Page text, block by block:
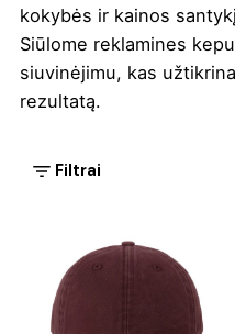
kokybės ir kainos
Siūlome reklamines
siuvinėjimu, kas
rezultatą.
Filtrai